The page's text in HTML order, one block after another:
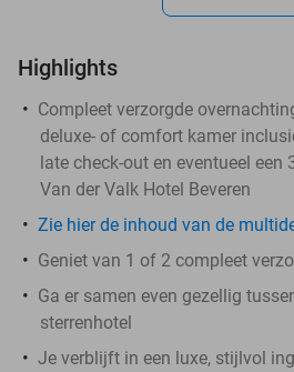
Highlights
Compleet verzorgde
deluxe- of comfort kamer
late check-out en eventueel een
Van der Valk Hotel Beveren
Zie hier de inhoud van de
Geniet van 1 of 2 compleet
Ga er samen even gezellig
sterrenhotel
Je verblijft in een luxe, stijlvol